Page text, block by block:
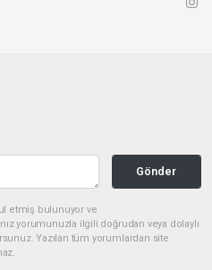
Gönder
etmiş bulunuyor ve
yorumunuzla ilgili doğrudan veya dolaylı
Yazılan tüm yorumlardan site